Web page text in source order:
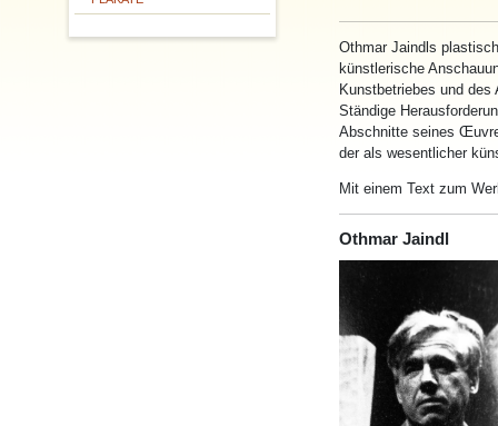
OthmarJaindls
künstlerische
Kunstbetriebes und
Ständige
Abschnitte seines
der als wesentlicher
Mit einem Text zum
Othmar Jaindl